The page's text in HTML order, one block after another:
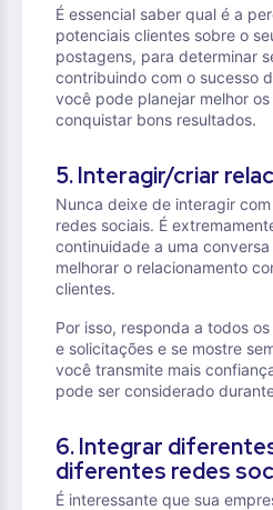
É essencial saber qual é a
potenciais clientes sobre o
postagens, para determinar
contribuindo com o sucesso
você pode planejar melhor
conquistar bons resultados.
5. Interagir/criar
Nunca deixe de interagir
redes sociais. É
continuidade a uma
melhorar o relacionamento
clientes.
Por isso, responda a todos
e solicitações e se mostre
você transmite mais
pode ser considerado
6. Integrar
diferentes redes
É interessante que sua